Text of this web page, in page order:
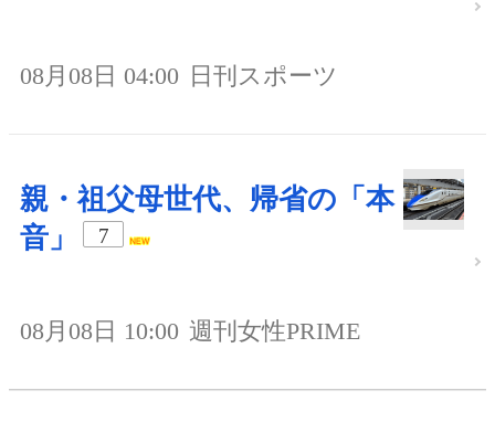
08月08日 04:00 日刊スポーツ
親・祖父母世代、帰省の「本
音」
7
08月08日 10:00 週刊女性PRIME